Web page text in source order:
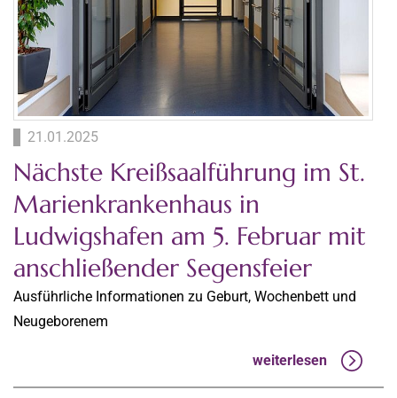
21.01.2025
Nächste Kreißsaalführung im St.
Marienkrankenhaus in
Ludwigshafen am 5. Februar mit
anschließender Segensfeier
Ausführliche Informationen zu Geburt, Wochenbett und
Neugeborenem
weiterlesen